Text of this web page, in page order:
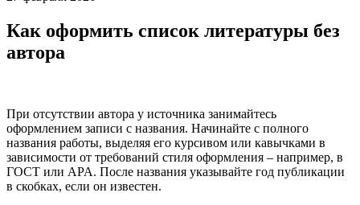
Как оформить список литературы без
автора
При отсутствии автора у источника занимайтесь
оформлением записи с названия. Начинайте с полного
названия работы, выделяя его курсивом или кавычками в
зависимости от требований стиля оформления – например, в
ГОСТ или APA. После названия указывайте год публикации
в скобках, если он известен.